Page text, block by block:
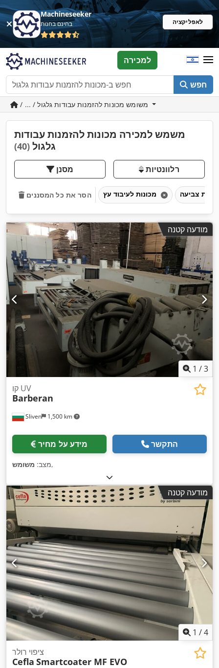
Machineseeker
בחינם בחנות לאפליקציה
חפש
למכירה
משמש למכירה מכונות להזמנות עבודות
גלגול (40)
מסנן רלוונטיות
הסר את כל המסננים
מודעה קטנה
1 /3
Sliven 1,500 km
קו UV
Barberan
מידע על מחיר התקשר
מצב: משומש ,
מודעה קטנה
1 /4
ציפוי רולר
Cefla Smartcoater MF EVO